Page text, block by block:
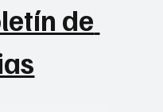
de